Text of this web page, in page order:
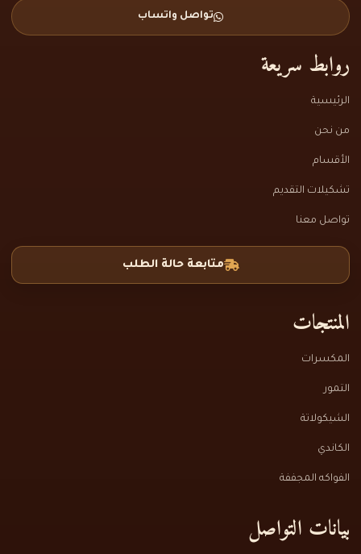
تواصل واتساب
روابط سريعة
الرئيسية
من نحن
الأقسام
تشكيلات التقديم
تواصل معنا
متابعة حالة الطلب
المنتجات
المكسرات
التمور
الشيكولاتة
الكاندي
الفواكه المجففة
بيانات التواصل